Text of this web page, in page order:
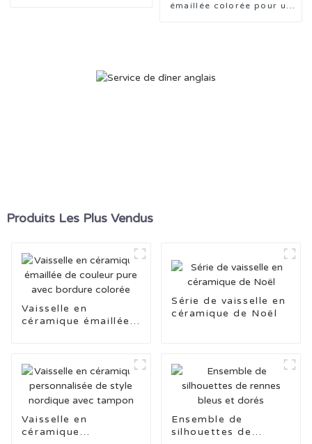
émaillée colorée pour un
Produits Les Plus Vendus
Vaisselle en
céramique émaillée
Série de vaisselle en
céramique de Noël
Vaisselle en
céramique
Ensemble de
silhouettes de